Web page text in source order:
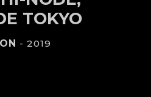
TOKYO
- 2019